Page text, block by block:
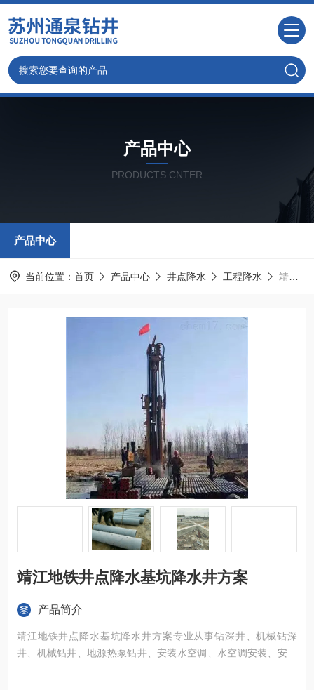
产品中心
PRODUCTS CNTER
产品中心
当前位置： 首页 产品中心 井点降水 工程降水 靖江地铁井点降水基坑降水井方案
靖江地铁井点降水基坑降水井方案
产品简介
靖江地铁井点降水基坑降水井方案专业从事钻深井、机械钻深
井、机械钻井、地源热泵钻井、安装水空调、水空调安装、安装
水温空调、装水空调、工程降水、深井降水、管井降水、基坑降